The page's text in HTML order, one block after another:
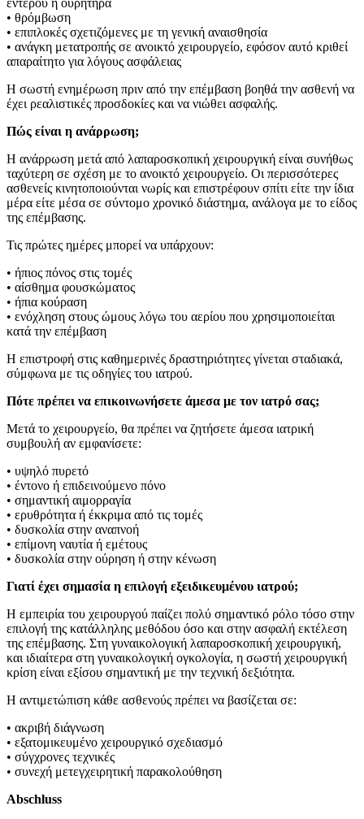
εντέρου ή ουρητήρα
• θρόμβωση
• επιπλοκές σχετιζόμενες με τη γενική αναισθησία
• ανάγκη μετατροπής σε ανοικτό χειρουργείο, εφόσον αυτό κριθεί
απαραίτητο για λόγους ασφάλειας
Η σωστή ενημέρωση πριν από την επέμβαση βοηθά την ασθενή να
έχει ρεαλιστικές προσδοκίες και να νιώθει ασφαλής.
Πώς είναι η ανάρρωση;
Η ανάρρωση μετά από λαπαροσκοπική χειρουργική είναι συνήθως
ταχύτερη σε σχέση με το ανοικτό χειρουργείο. Οι περισσότερες
ασθενείς κινητοποιούνται νωρίς και επιστρέφουν σπίτι είτε την ίδια
μέρα είτε μέσα σε σύντομο χρονικό διάστημα, ανάλογα με το είδος
της επέμβασης.
Τις πρώτες ημέρες μπορεί να υπάρχουν:
• ήπιος πόνος στις τομές
• αίσθημα φουσκώματος
• ήπια κούραση
• ενόχληση στους ώμους λόγω του αερίου που χρησιμοποιείται
κατά την επέμβαση
Η επιστροφή στις καθημερινές δραστηριότητες γίνεται σταδιακά,
σύμφωνα με τις οδηγίες του ιατρού.
Πότε πρέπει να επικοινωνήσετε άμεσα με τον ιατρό σας;
Μετά το χειρουργείο, θα πρέπει να ζητήσετε άμεσα ιατρική
συμβουλή αν εμφανίσετε:
• υψηλό πυρετό
• έντονο ή επιδεινούμενο πόνο
• σημαντική αιμορραγία
• ερυθρότητα ή έκκριμα από τις τομές
• δυσκολία στην αναπνοή
• επίμονη ναυτία ή εμέτους
• δυσκολία στην ούρηση ή στην κένωση
Γιατί έχει σημασία η επιλογή εξειδικευμένου ιατρού;
Η εμπειρία του χειρουργού παίζει πολύ σημαντικό ρόλο τόσο στην
επιλογή της κατάλληλης μεθόδου όσο και στην ασφαλή εκτέλεση
της επέμβασης. Στη γυναικολογική λαπαροσκοπική χειρουργική,
και ιδιαίτερα στη γυναικολογική ογκολογία, η σωστή χειρουργική
κρίση είναι εξίσου σημαντική με την τεχνική δεξιότητα.
Η αντιμετώπιση κάθε ασθενούς πρέπει να βασίζεται σε:
• ακριβή διάγνωση
• εξατομικευμένο χειρουργικό σχεδιασμό
• σύγχρονες τεχνικές
• συνεχή μετεγχειρητική παρακολούθηση
Abschluss